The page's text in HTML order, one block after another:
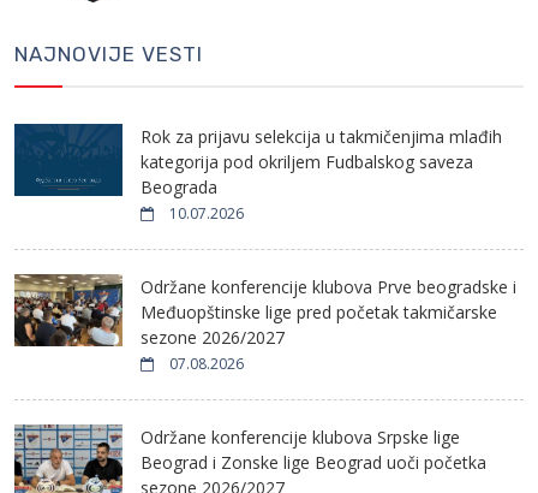
NAJNOVIJE VESTI
Rok za prijavu selekcija u takmičenjima mlađih
kategorija pod okriljem Fudbalskog saveza
Beograda
10.07.2026
Održane konferencije klubova Prve beogradske i
Međuopštinske lige pred početak takmičarske
sezone 2026/2027
07.08.2026
Održane konferencije klubova Srpske lige
Beograd i Zonske lige Beograd uoči početka
sezone 2026/2027